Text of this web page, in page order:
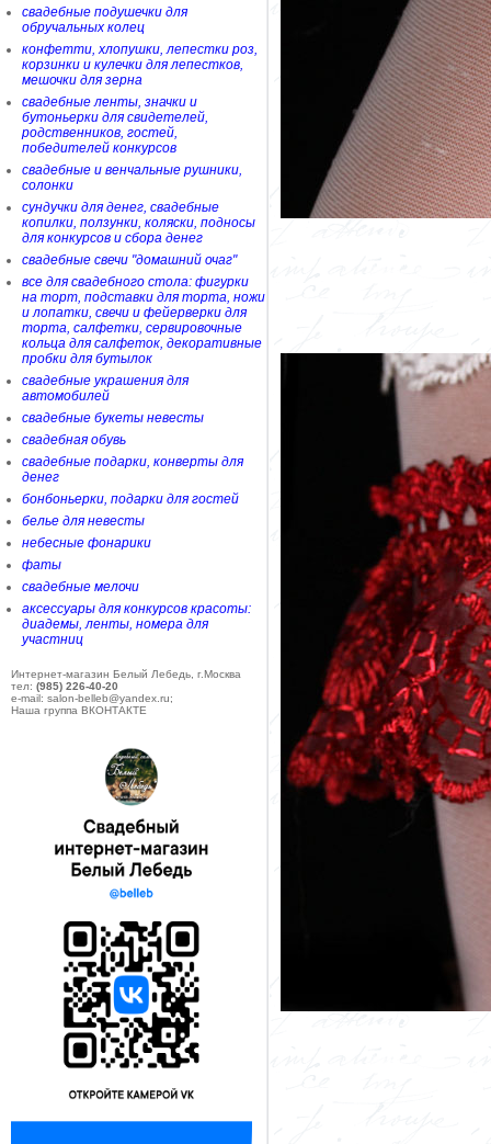
свадебные подушечки для
обручальных колец
конфетти, хлопушки, лепестки роз,
корзинки и кулечки для лепестков,
мешочки для зерна
свадебные ленты, значки и
бутоньерки для свидетелей,
родственников, гостей,
победителей конкурсов
свадебные и венчальные рушники,
солонки
сундучки для денег, свадебные
копилки, ползунки, коляски, подносы
для конкурсов и сбора денег
свадебные свечи "домашний очаг"
все для свадебного стола: фигурки
на торт, подставки для торта, ножи
и лопатки, свечи и фейерверки для
торта, салфетки, сервировочные
кольца для салфеток, декоративные
пробки для бутылок
свадебные украшения для
автомобилей
свадебные букеты невесты
свадебная обувь
свадебные подарки, конверты для
денег
бонбоньерки, подарки для гостей
белье для невесты
небесные фонарики
фаты
свадебные мелочи
аксессуары для конкурсов красоты:
диадемы, ленты, номера для
участниц
Интернет-магазин Белый Лебедь, г.Москва
тел: (985) 226-40-20
e-mail: salon-belleb@yandex.ru;
Наша группа ВКОНТАКТЕ